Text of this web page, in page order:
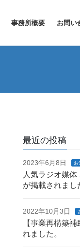
事務所概要 お問い
最近の投稿
2023年6月8日 お
人気ラジオ媒
が掲載されまし
2022年10月3日
【事業再構築
れました。